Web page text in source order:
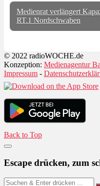
Medienrat verlängert
RT.1 Nordschwaben
© 2022 radioWOCHE.de
Konzeption: Medienagentur
Impressum -
Back to Top
Escape drücken, zum